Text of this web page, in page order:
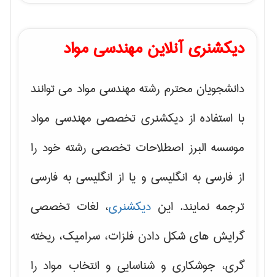
دیکشنری آنلاین مهندسی مواد
دانشجویان محترم رشته مهندسی مواد می توانند
با استفاده از دیکشنری تخصصی مهندسی مواد
موسسه البرز اصطلاحات تخصصی رشته خود را
از فارسی به انگلیسی و یا از انگلیسی به فارسی
ترجمه نمایند. این دیکشنری، لغات تخصصی
گرایش های شکل دادن فلزات، سرامیک، ریخته
گری، جوشکاری و شناسایی و انتخاب مواد را